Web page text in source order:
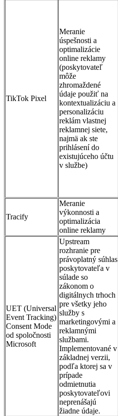
TikTok Pixel
Meranie
úspešnosti a
optimalizácie
online reklamy
(poskytovateľ
môže
zhromaždené
údaje použiť na
kontextualizáciu a
personalizáciu
reklám vlastnej
reklamnej siete,
najmä ak ste
prihlásení do
existujúceho účtu
v službe)
Tracify
Meranie
výkonnosti a
optimalizácia
online reklamy
UET (Universal
Event Tracking)
Consent Mode
od spoločnosti
Microsoft
Upstream
rozhranie pre
právoplatný súhlas
poskytovateľa v
súlade so
zákonom o
digitálnych trhoch
pre všetky jeho
služby s
marketingovými a
reklamnými
službami.
Implementované v
základnej verzii,
podľa ktorej sa v
prípade
odmietnutia
poskytovateľovi
neprenášajú
žiadne údaje.